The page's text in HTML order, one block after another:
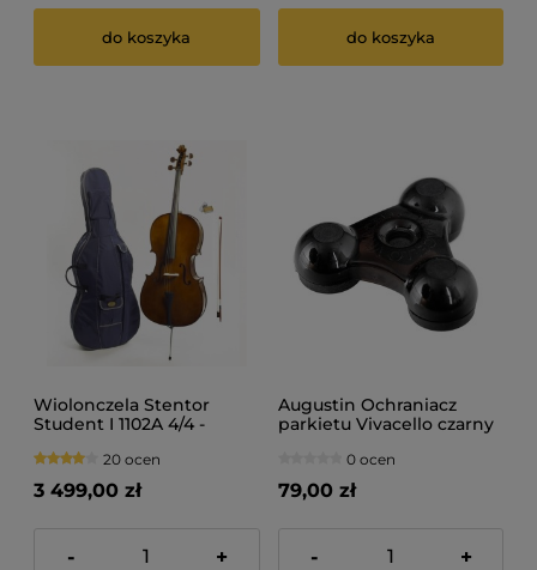
do koszyka do koszyka
Wiolonczela Stentor
Student I 1102A 4/4 -
20 ocen
3 499,00 zł
- +
Augustin Ochraniacz
parkietu Vivacello czarny
0 ocen
79,00 zł
- +